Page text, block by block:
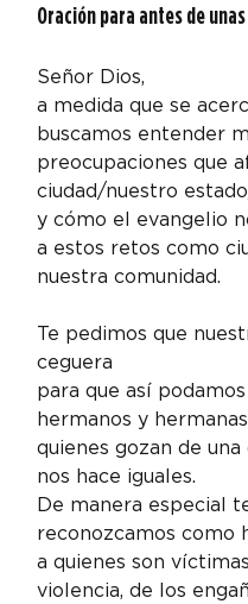
Oración para antes de
Señor Dios,
a medida que se
buscamos entender
preocupaciones que
ciudad/nuestro
y cómo el evangelio
a estos retos como
nuestra comunidad.
Te pedimos que
ceguera
para que así
hermanos y
quienes gozan de
nos hace iguales.
De manera especial
reconozcamos como
a quienes son
violencia, de los